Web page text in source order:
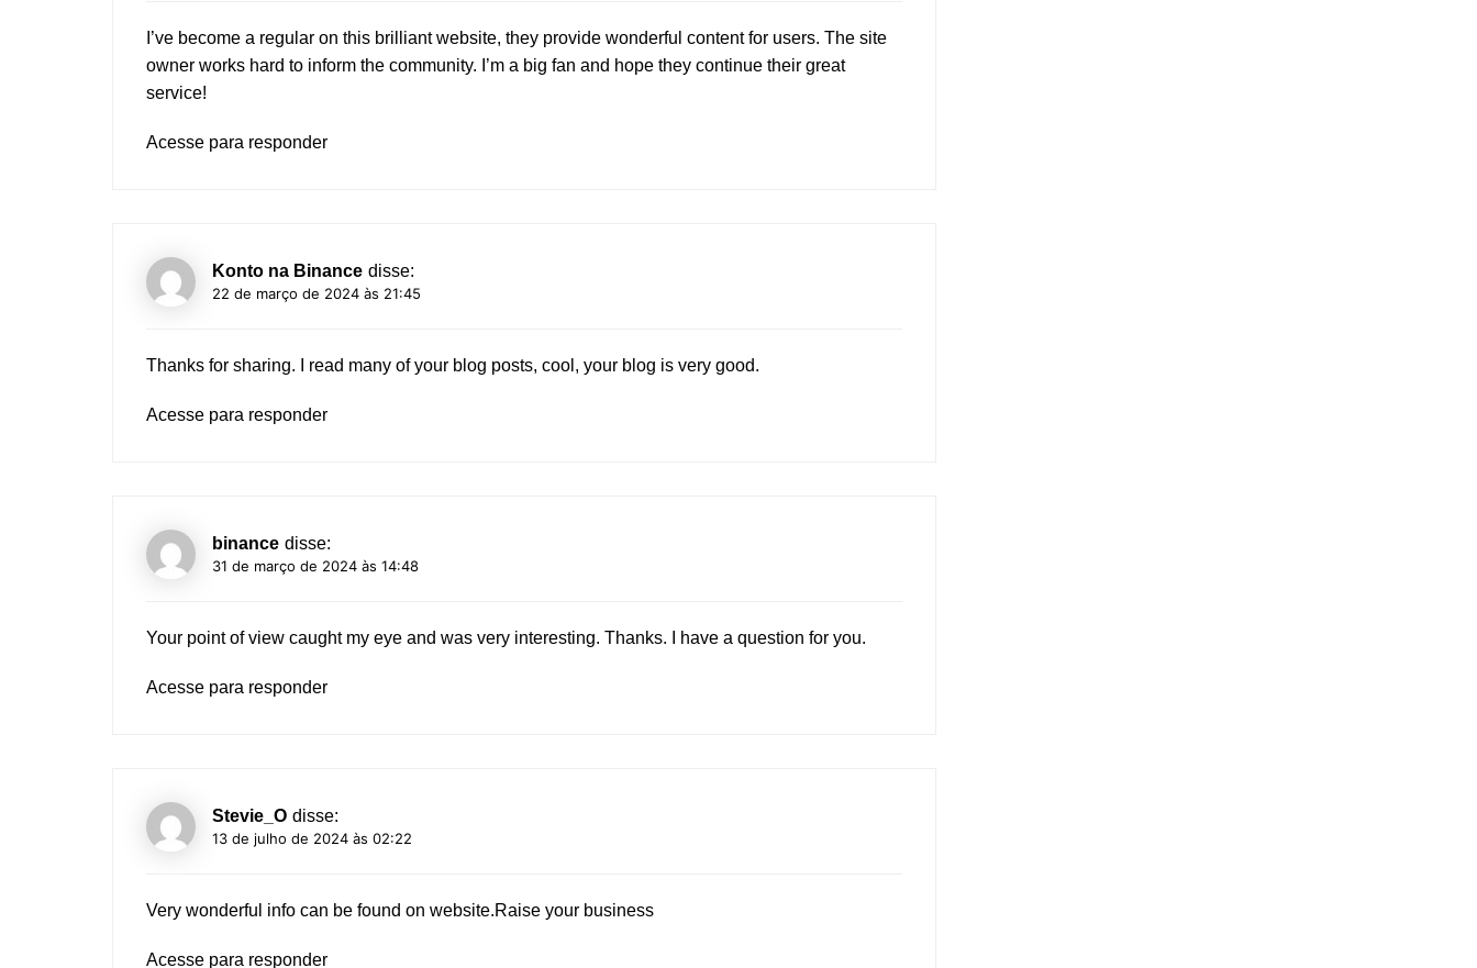
I’ve become a regular on this brilliant website, they provide wonderful content for users. The site
owner works hard to inform the community. I’m a big fan and hope they continue their great
service!
Acesse para responder
Konto na Binance disse:
22 de março de 2024 às 21:45
Thanks for sharing. I read many of your blog posts, cool, your blog is very good.
Acesse para responder
binance disse:
31 de março de 2024 às 14:48
Your point of view caught my eye and was very interesting. Thanks. I have a question for you.
Acesse para responder
Stevie_O disse:
13 de julho de 2024 às 02:22
Very wonderful info can be found on website.Raise your business
Acesse para responder